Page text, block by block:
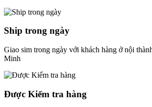
Ship trong ngày
Giao sim trong ngày với khách hàng ở nội
Minh
Được Kiểm tra hàng